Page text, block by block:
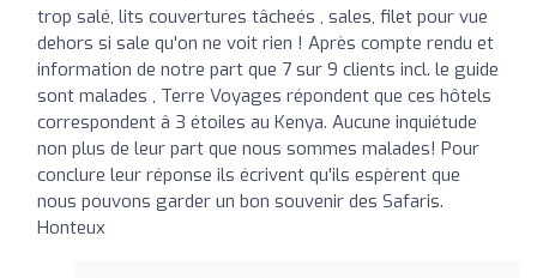
trop salé, lits couvertures tâcheés , sales, filet pour vue
dehors si sale qu'on ne voit rien ! Après compte rendu et
information de notre part que 7 sur 9 clients incl. le guide
sont malades , Terre Voyages répondent que ces hôtels
correspondent â 3 étoiles au Kenya. Aucune inquiétude
non plus de leur part que nous sommes malades! Pour
conclure leur réponse ils écrivent qu'ils espèrent que
nous pouvons garder un bon souvenir des Safaris.
Honteux